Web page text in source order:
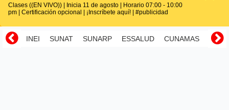
Clases ((EN VIVO)) | Inicia 11 de agosto | Horario 07:00 - 10:00
pm | Certificación opcional | ¡Inscríbete aquí! | #publicidad
INEI SUNAT SUNARP ESSALUD CUNAMAS